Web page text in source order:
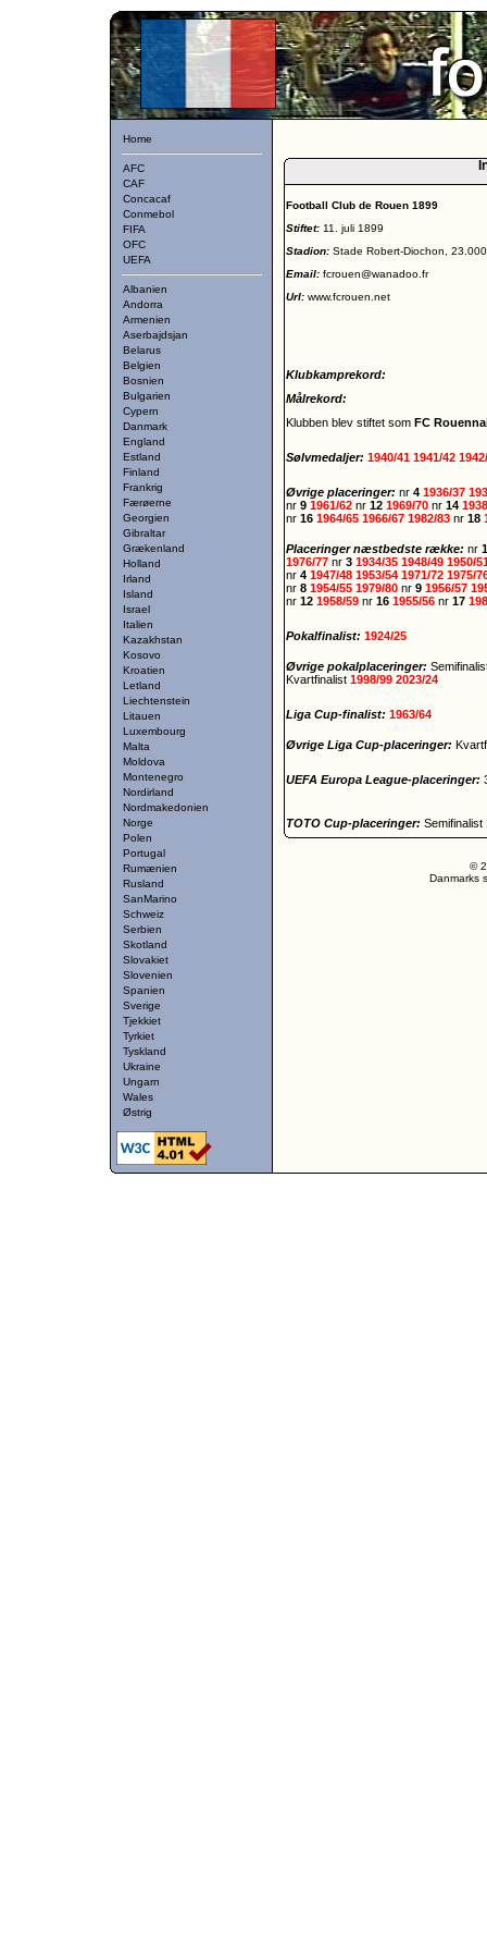
Home
AFC
CAF
Concacaf
Conmebol
FIFA
OFC
UEFA
Albanien
Andorra
Armenien
Aserbajdsjan
Belarus
Belgien
Bosnien
Bulgarien
Cypern
Danmark
England
Estland
Finland
Frankrig
Færøerne
Georgien
Gibraltar
Grækenland
Holland
Irland
Island
Israel
Italien
Kazakhstan
Kosovo
Kroatien
Letland
Liechtenstein
Litauen
Luxembourg
Malta
Moldova
Montenegro
Nordirland
Nordmakedonien
Norge
Polen
Portugal
Rumænien
Rusland
SanMarino
Schweiz
Serbien
Skotland
Slovakiet
Slovenien
Spanien
Sverige
Tjekkiet
Tyrkiet
Tyskland
Ukraine
Ungarn
Wales
Østrig
Football Club de Rouen 1899
Stiftet: 11. juli 1899
Stadion: Stade Robert-Diochon, 23.000
Email: fcrouen@wanadoo.fr
Url: www.fcrouen.net
Klubkamprekord:
Målrekord:
Klubben blev stiftet som FC
Sølvmedaljer: 1940/41 1941/42
Øvrige placeringer: nr 4 1936/37
nr 9 1961/62 nr 12 1969/70 nr 14
nr 16 1964/65 1966/67 1982/83 nr 18
Placeringer næstbedste række: nr
1976/77 nr 3 1934/35 1948/49 1950/
nr 4 1947/48 1953/54 1971/72 1975/
nr 8 1954/55 1979/80 nr 9 1956/57
nr 12 1958/59 nr 16 1955/56 nr 17
Pokalfinalist: 1924/25
Øvrige pokalplaceringer:
Kvartfinalist 1998/99 2023/24
Liga Cup-finalist: 1963/64
Øvrige Liga Cup-placeringer:
UEFA Europa League-placeringer:
TOTO Cup-placeringer: Semifinalist
©
Danmarks